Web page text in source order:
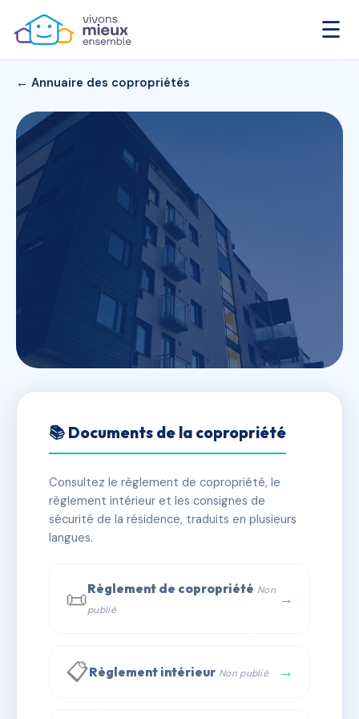
☰
← Annuaire des copropriétés
SDC SAINT HELENE
✓ Immatriculée 🏠 10 lots 🏗 1 bâtiment(s)
📞 Contacter Syndic Digital
📚 Documents de la copropriété
Consultez le règlement de copropriété, le
règlement intérieur et les consignes de
sécurité de la résidence, traduits en plusieurs
langues.
📜Règlement de copropriété Non
publié
→
📋Règlement intérieur Non publié →